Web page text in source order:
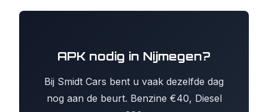
APK nodig in Nijmegen?
Bij Smidt Cars bent u vaak dezelfde dag
nog aan de beurt. Benzine €40, Diesel